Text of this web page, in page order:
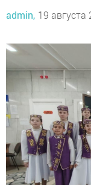
admin, 19 августа